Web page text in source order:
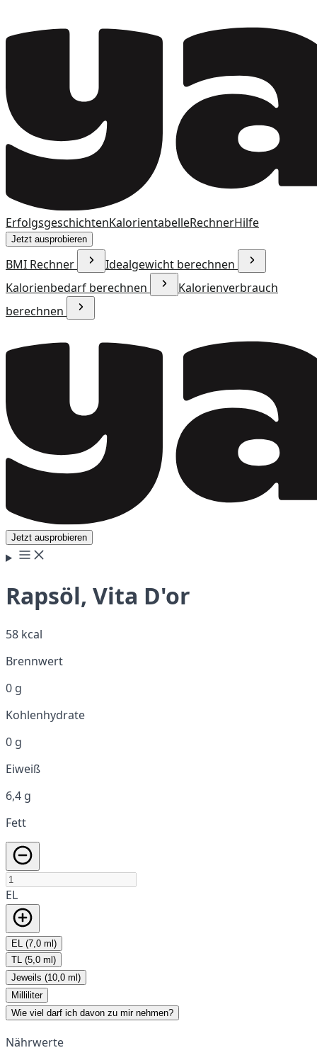
ErfolgsgeschichtenKalorientabelleRechnerHilfe
Jetzt ausprobieren
BMI Rechner
Idealgewicht berechnen
Kalorienbedarf berechnen
Kalorienverbrauch
berechnen
Jetzt ausprobieren
Rapsöl, Vita D'or
58 kcal
Brennwert
0 g
Kohlenhydrate
0 g
Eiweiß
6,4 g
Fett
EL
EL (7,0 ml)
TL (5,0 ml)
Jeweils (10,0 ml)
Milliliter
Wie viel darf ich davon zu mir nehmen?
Nährwerte